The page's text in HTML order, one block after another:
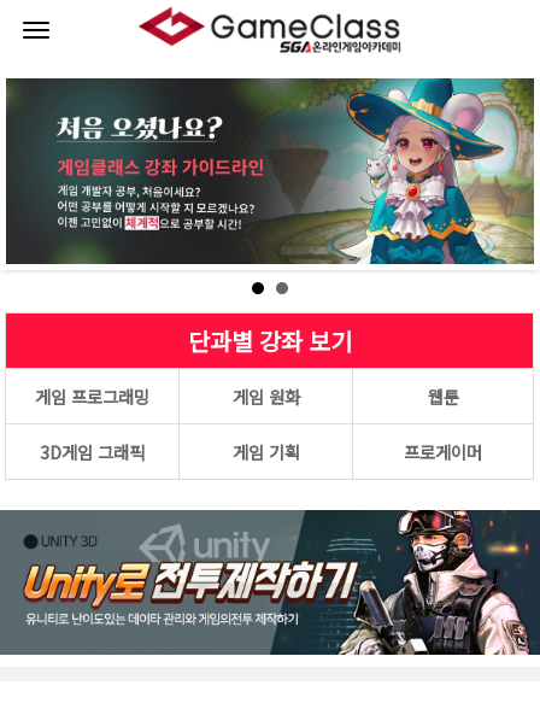
회원가입
취업성공 프로젝트
단과별 강좌
이벤트
커뮤니티
강사진소개
게임클래스
이용안내
나의강의실
단과별 강좌 보기
게임 프로그래밍 게임 원화 웹툰
3D게임 그래픽 게임 기획 프로게이머